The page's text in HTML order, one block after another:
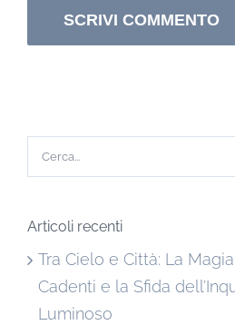
Cerca
per:
Articoli recenti
Tra Cielo e Città: La
Cadenti e la Sfida
Luminoso